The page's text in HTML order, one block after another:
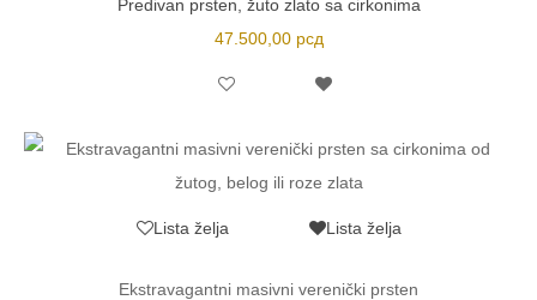
Predivan prsten, žuto zlato sa cirkonima
47.500,00 рсд
Lista želja Lista želja
Ekstravagantni masivni verenički prsten